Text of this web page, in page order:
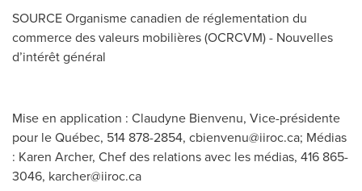
SOURCE Organisme canadien de réglementation du
commerce des valeurs mobilières (OCRCVM) - Nouvelles
d’intérêt général
Mise en application : Claudyne Bienvenu, Vice-présidente
pour le Québec, 514 878-2854, cbienvenu@iiroc.ca; Médias
: Karen Archer, Chef des relations avec les médias, 416 865-
3046, karcher@iiroc.ca